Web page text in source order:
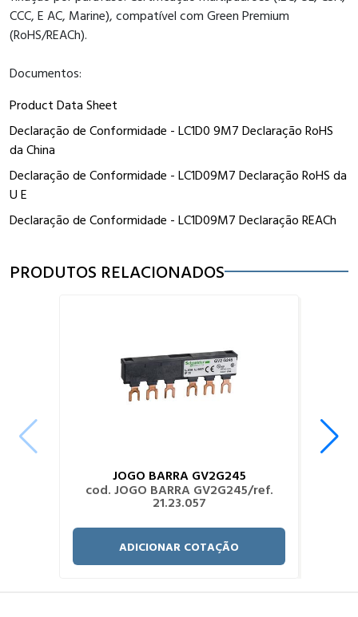
CCC, E AC, Marine), compatível com Green Premium
(RoHS/REACh).
Documentos:
Product Data Sheet
Declaração de Conformidade - LC1D0 9M7 Declaração RoHS
da China
Declaração de Conformidade - LC1D09M7 Declaração RoHS da
U E
Declaração de Conformidade - LC1D09M7 Declaração REACh
PRODUTOS RELACIONADOS
JOGO BARRA GV2G245
cod. JOGO BARRA GV2G245/ref.
21.23.057
ADICIONAR COTAÇÃO